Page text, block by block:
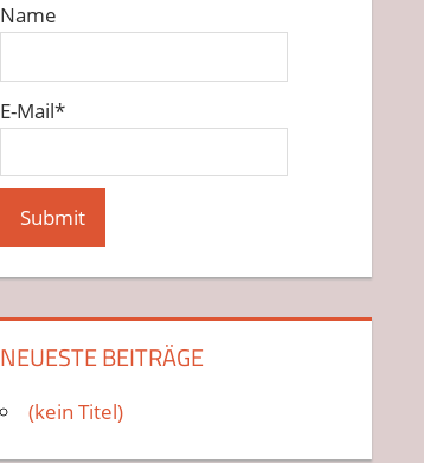
Name
E-Mail*
NEUESTE BEITRÄGE
(kein Titel)